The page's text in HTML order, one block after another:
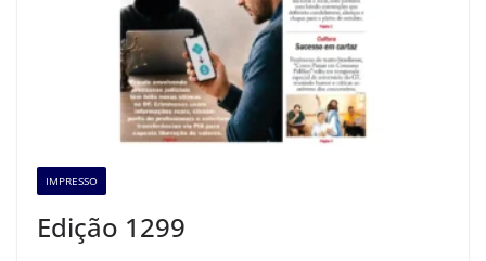
IMPRESSO
Edição 1299